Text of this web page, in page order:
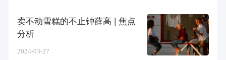
卖不动雪糕的不止钟薛高 | 焦点
分析
2024-03-27